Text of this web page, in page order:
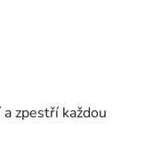
zpestří každou